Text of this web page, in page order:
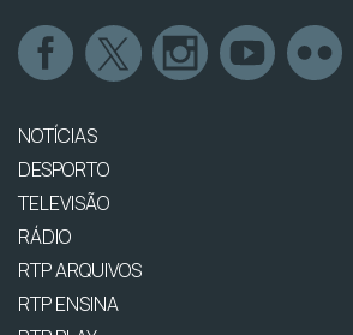
NOTÍCIAS
DESPORTO
TELEVISÃO
RÁDIO
RTP ARQUIVOS
RTP ENSINA